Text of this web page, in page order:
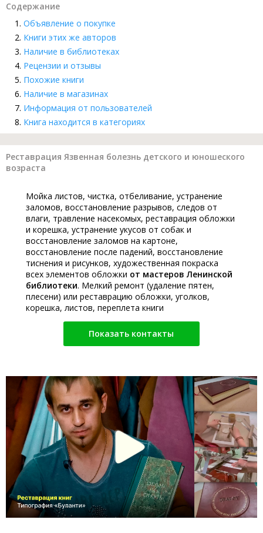
Содержание
Объявление о покупке
Книги этих же авторов
Наличие в библиотеках
Рецензии и отзывы
Похожие книги
Наличие в магазинах
Информация от пользователей
Книга находится в категориях
Реставрация Язвенная болезнь детского и юношеского
возраста
Мойка листов, чистка, отбеливание, устранение
заломов, восстановление разрывов, следов от
влаги, травление насекомых, реставрация обложки
и корешка, устранение укусов от собак и
восстановление заломов на картоне,
восстановление после падений, восстановление
тиснения и рисунков, художественная покраска
всех элементов обложки от мастеров Ленинской
библиотеки. Мелкий ремонт (удаление пятен,
плесени) или реставрацию обложки, уголков,
корешка, листов, переплета книги
Показать контакты